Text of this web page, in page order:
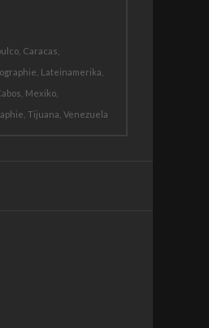
Caracas,
Lateinamerika,
Mexiko,
Tijuana, Venezuela